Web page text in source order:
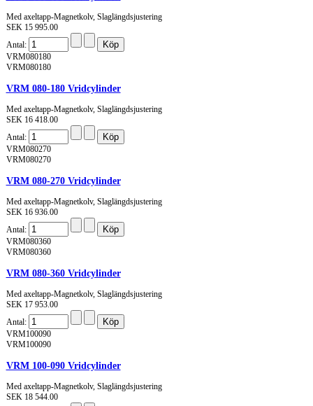
Med axeltapp-Magnetkolv, Slaglängdsjustering
SEK 15 995.00
Antal:
VRM080180
VRM080180
VRM 080-180 Vridcylinder
Med axeltapp-Magnetkolv, Slaglängdsjustering
SEK 16 418.00
Antal:
VRM080270
VRM080270
VRM 080-270 Vridcylinder
Med axeltapp-Magnetkolv, Slaglängdsjustering
SEK 16 936.00
Antal:
VRM080360
VRM080360
VRM 080-360 Vridcylinder
Med axeltapp-Magnetkolv, Slaglängdsjustering
SEK 17 953.00
Antal:
VRM100090
VRM100090
VRM 100-090 Vridcylinder
Med axeltapp-Magnetkolv, Slaglängdsjustering
SEK 18 544.00